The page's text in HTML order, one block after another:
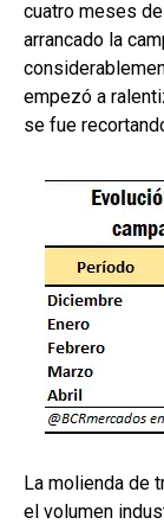
cuatro meses
arrancado la
empezó a
se fue
La molienda de
el volumen